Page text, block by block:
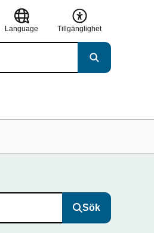
Language Tillgänglighet
Sök